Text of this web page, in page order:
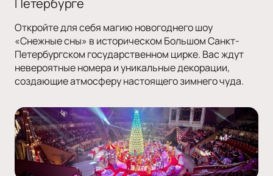
Петербурге
Откройте для себя магию новогоднего шоу
«Снежные сны» в историческом Большом Санкт-
Петербургском государственном цирке. Вас ждут
невероятные номера и уникальные декорации,
создающие атмосферу настоящего зимнего чуда.